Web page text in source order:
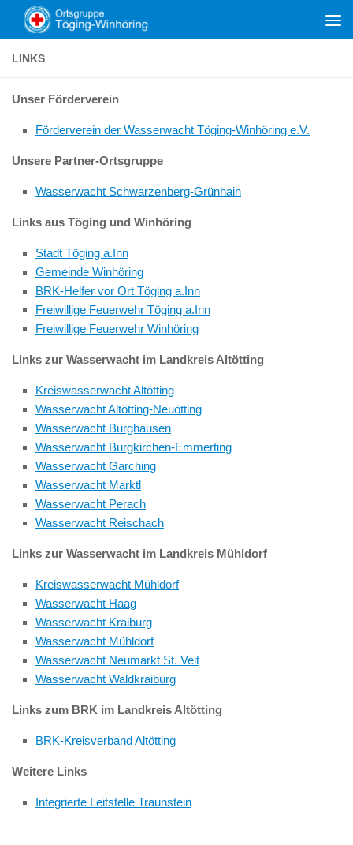
Zum Inhalt springen
LINKS
Unser Förderverein
Förderverein der Wasserwacht Töging-Winhöring e.V.
Unsere Partner-Ortsgruppe
Wasserwacht Schwarzenberg-Grünhain
Links aus Töging und Winhöring
Stadt Töging a.Inn
Gemeinde Winhöring
BRK-Helfer vor Ort Töging a.Inn
Freiwillige Feuerwehr Töging a.Inn
Freiwillige Feuerwehr Winhöring
Links zur Wasserwacht im Landkreis Altötting
Kreiswasserwacht Altötting
Wasserwacht Altötting-Neuötting
Wasserwacht Burghausen
Wasserwacht Burgkirchen-Emmerting
Wasserwacht Garching
Wasserwacht Marktl
Wasserwacht Perach
Wasserwacht Reischach
Links zur Wasserwacht im Landkreis Mühldorf
Kreiswasserwacht Mühldorf
Wasserwacht Haag
Wasserwacht Kraiburg
Wasserwacht Mühldorf
Wasserwacht Neumarkt St. Veit
Wasserwacht Waldkraiburg
Links zum BRK im Landkreis Altötting
BRK-Kreisverband Altötting
Weitere Links
Integrierte Leitstelle Traunstein